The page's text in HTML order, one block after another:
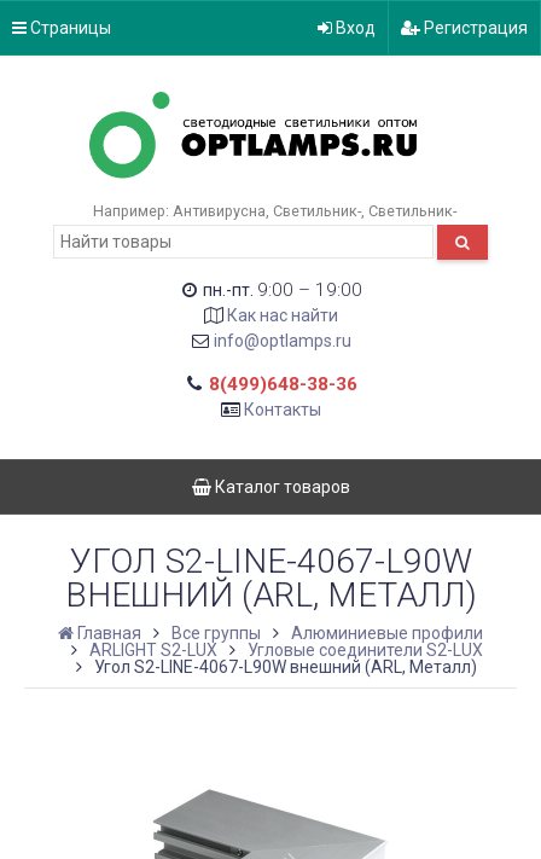
Страницы Вход Регистрация
Например: Антивирусна Светильник- Светильник-
пн.-пт. 9:00 – 19:00
Как нас найти
info@optlamps.ru
8(499)648-38-36
Контакты
Каталог товаров
УГОЛ S2-LINE-4067-L90W
ВНЕШНИЙ (ARL, МЕТАЛЛ)
Главная Все группы
Алюминиевые профили
ARLIGHT S2-LUX
Угловые соединители S2-LUX
Угол S2-LINE-4067-L90W внешний (ARL, Металл)